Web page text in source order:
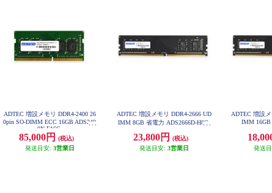
ADTEC 増設メモリ DDR4-2400 26
0pin SO-DIMM ECC 16GB ADS240
0N-E16G
85,000円
(税込)
発送目安: 3営業日
ADTEC 増設メモリ DDR4-2666 UD
IMM 8GB 省電力 ADS2666D-H8G
23,800円
(税込)
発送目安: 3営業日
ADTEC 増設
IMM 16GB
発送